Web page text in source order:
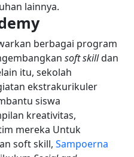
lainnya.
berbagai program
soft skilldan
itu, sekolah
ekstrakurikuler
siswa
kreativitas,
mereka Untuk
soft skill, Sampoerna